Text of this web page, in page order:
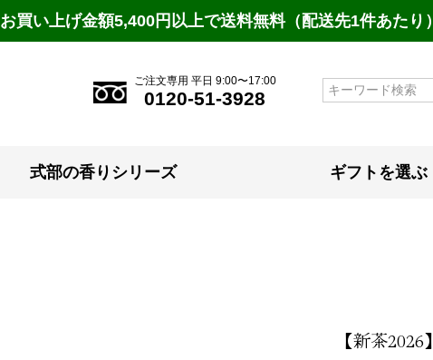
お買い上げ金額5,400円以上で送料無料（配送先1件あたり）
ご注文専用 平日 9:00〜17:00
0120-51-3928
式部の香りシリーズ ギフトを選ぶ
【新茶2026】